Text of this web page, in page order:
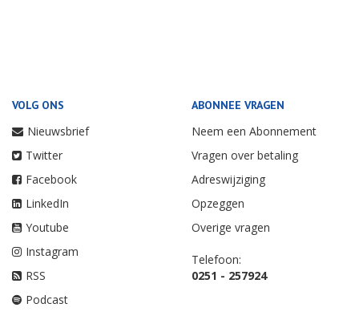
VOLG ONS
Nieuwsbrief
Twitter
Facebook
LinkedIn
Youtube
Instagram
RSS
Podcast
ABONNEE VRAGEN
Neem een Abonnement
Vragen over betaling
Adreswijziging
Opzeggen
Overige vragen
Telefoon:
0251 - 257924